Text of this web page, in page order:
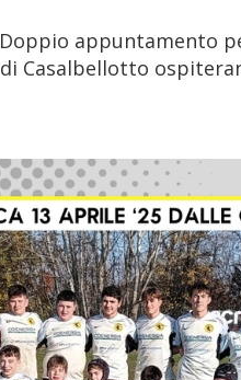
Doppio appuntamento
di Casalbellotto